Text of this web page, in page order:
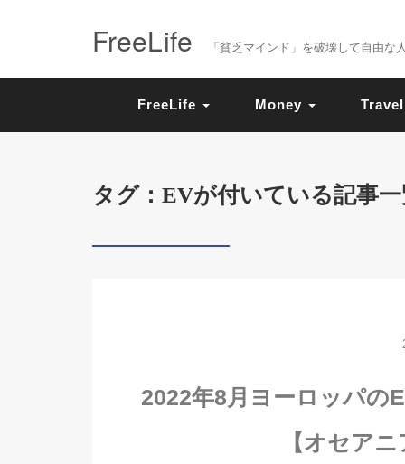
FreeLife 「貧乏マインド」を破壊して自由
FreeLife Money Travel
タグ：EVが付いている記事
2022年8月ヨーロッパの
【オセア